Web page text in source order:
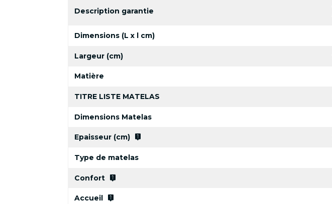
Description garantie
Dimensions (L x l cm)
Largeur (cm)
Matière
TITRE LISTE MATELAS
Dimensions Matelas
Epaisseur (cm) live_help
Type de matelas
Confort live_help
Accueil live_help